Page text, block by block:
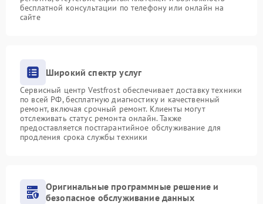
бесплатной консультации по телефону или онлайн на
сайте
Широкий спектр услуг
Сервисный центр Vestfrost обеспечивает доставку техники
по всей РФ, бесплатную диагностику и качественный
ремонт, включая срочный ремонт. Клиенты могут
отслеживать статус ремонта онлайн. Также
предоставляется постгарантийное обслуживание для
продления срока службы техники
Оригинальные программные решение и
безопасное обслуживание данных